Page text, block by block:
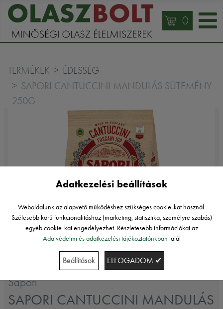
0
TERMÉKEK ÉDESSÉG
SAPORI CANTUCCINI MANDULÁS SÜTEMÉNY
250G
Sapori
SAPORI CANTUCCINI MANDULÁS
Adatkezelési beállítások
Weboldalunk az alapvető működéshez szükséges cookie-kat használ.
Szélesebb körű funkcionalitáshoz (marketing, statisztika, személyre szabás)
egyéb cookie-kat engedélyezhet. Részletesebb információkat az
Adatvédelmi és adatkezelési tájékoztatónkban talál
Beállítások ELFOGADOM ✔